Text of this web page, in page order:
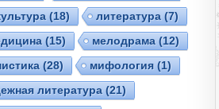
(18) литература (7)
(15) мелодрама (12)
(28) мифология (1)
литература (21)